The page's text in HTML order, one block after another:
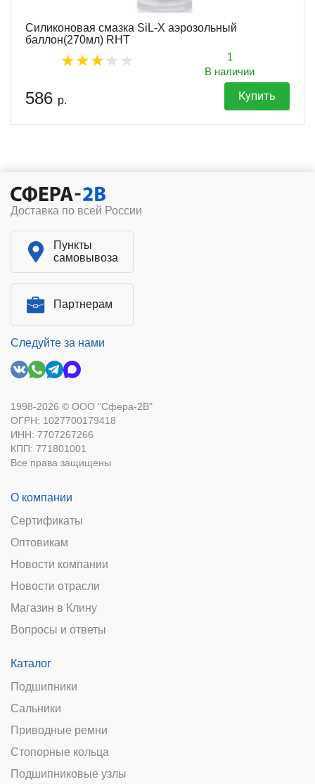
Силиконовая смазка SiL-X аэрозольный
баллон(270мл) RHT
1
В наличии
586 р. Купить
Доставка по всей России
Пункты
самовывоза
Партнерам
Следуйте за нами
1998-2026 © ООО "Сфера-2В"
ОГРН: 1027700179418
ИНН: 7707267266
КПП: 771801001
Все права защищены
О компании
Сертификаты
Оптовикам
Новости компании
Новости отрасли
Магазин в Клину
Вопросы и ответы
Каталог
Подшипники
Сальники
Приводные ремни
Стопорные кольца
Подшипниковые узлы